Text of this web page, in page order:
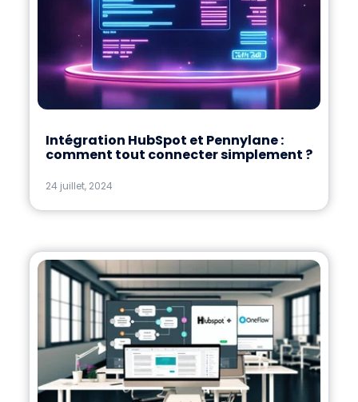
Intégration HubSpot et Pennylane :
comment tout connecter simplement ?
24 juillet, 2024